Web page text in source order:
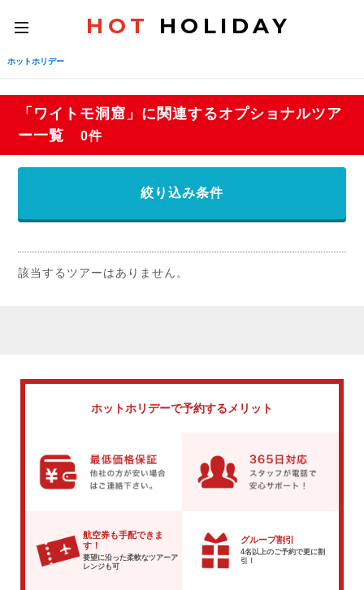
toggle
navigation
HOT HOLIDAY
ホットホリデー
「ワイトモ洞窟」に関連するオプショナルツア
ー一覧
0件
絞り込み条件
該当するツアーはありません。
ホットホリデーで予約するメリット
航空券も手配できま
す！
要望に沿った柔軟なツアーア
レンジも可
グループ割引
4名以上のご予約で更に割
引！